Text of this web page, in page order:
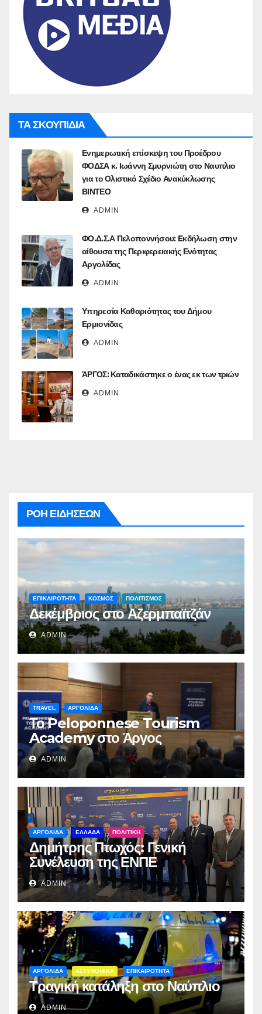
ΤΑ ΣΚΟΥΠΙΔΙΑ
Ενημερωτική επίσκεψη του Προέδρου
ΦΟΔΣΑ κ. Ιωάννη Σμυρνιώτη στο Ναυπλιο
για το Ολιστικό Σχέδιο Ανακύκλωσης
ΒΙΝΤΕΟ
ADMIN
ΦΟ.Δ.Σ.Α Πελοποννήσου: Eκδήλωση στην
αίθουσα της Περιφερειακής Ενότητας
Αργολίδας
ADMIN
Υπηρεσία Καθαριότητας του Δήμου
Ερμιονίδας
ADMIN
ΆΡΓΟΣ: Καταδικάστηκε ο ένας εκ των τριών
ADMIN
ΡΟΗ ΕΙΔΗΣΕΩΝ
ΕΠΙΚΑΙΡΟΤΗΤΑ ΚΟΣΜΟΣ ΠΟΛΙΤΙΣΜΟΣ
Δεκέμβριος στο Αζερμπαϊτζάν
ADMIN
TRAVEL ΑΡΓΟΛΙΔΑ
Το Peloponnese Tourism
Academy στο Άργος
ADMIN
ΑΡΓΟΛΙΔΑ ΕΛΛΑΔΑ ΠΟΛΙΤΙΚΗ
Δημήτρης Πτωχός: Γενική
Συνέλευση της ΕΝΠΕ
ADMIN
ΑΡΓΟΛΙΔΑ ΑΣΤΥΝΟΜΙΚΑ ΕΠΙΚΑΙΡΟΤΗΤΑ
Τραγική κατάληξη στο Ναύπλιο
ADMIN